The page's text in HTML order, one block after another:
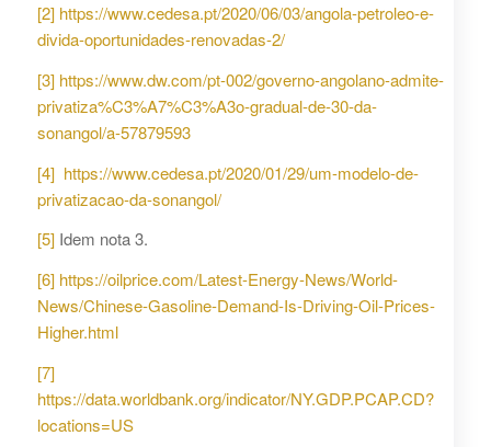
[2] https://www.cedesa.pt/2020/06/03/angola-petroleo-e-
divida-oportunidades-renovadas-2/
[3] https://www.dw.com/pt-002/governo-angolano-admite-
privatiza%C3%A7%C3%A3o-gradual-de-30-da-
sonangol/a-57879593
[4] https://www.cedesa.pt/2020/01/29/um-modelo-de-
privatizacao-da-sonangol/
[5]Idem nota 3.
[6] https://oilprice.com/Latest-Energy-News/World-
News/Chinese-Gasoline-Demand-Is-Driving-Oil-Prices-
Higher.html
[7]
https://data.worldbank.org/indicator/NY.GDP.PCAP.CD?
locations=US